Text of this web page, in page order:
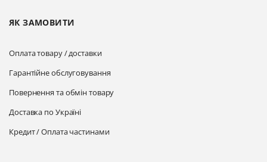
ЯК ЗАМОВИТИ
Оплата товару / доставки
Гарантійне обслуговування
Повернення та обмін товару
Доставка по Україні
Кредит / Оплата частинами